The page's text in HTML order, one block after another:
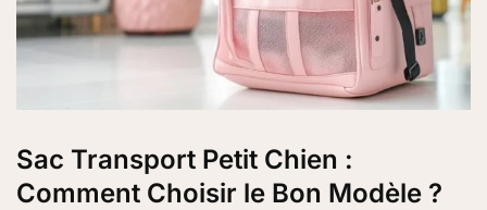
Sac Transport Petit Chien :
Comment Choisir le Bon Modèle ?